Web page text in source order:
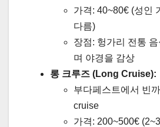
가격: 40~80€ (성인
다름)
장점: 헝가리 전통 음
며 야경을 감상
롱 크루즈 (Long Cruise):
부다페스트에서 빈
cruise
가격: 200~500€